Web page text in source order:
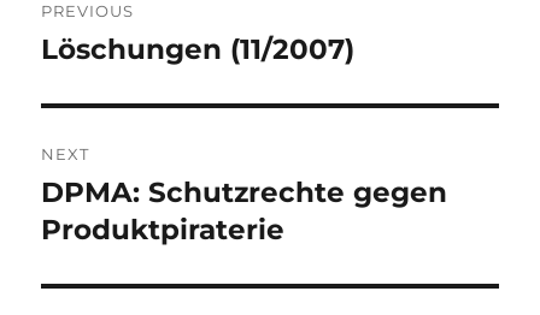
navigation
PREVIOUS
Previous
Löschungen (11/2007)
NEXT
Next
post:
DPMA: Schutzrechte gegen
Produktpiraterie